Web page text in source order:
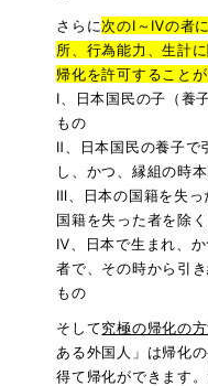
さらに次のⅠ～Ⅳの者
所、行為能力、生計
帰化を許可することが
Ⅰ、日本国民の子（養
もの
Ⅱ、日本国民の養子で
し、かつ、縁組の時
Ⅲ、日本の国籍を失
国籍を失った者を除
Ⅳ、日本で生まれ、
者で、その時から引
もの
そして究極の帰化の
ある外国人」は帰化
得て帰化ができます